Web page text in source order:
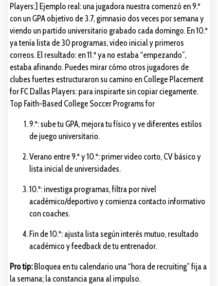
Players:] Ejemplo real: una jugadora nuestra comenzó en 9.º
con un GPA objetivo de 3.7, gimnasio dos veces por semana y
viendo un partido universitario grabado cada domingo. En 10.º
ya tenía lista de 30 programas, video inicial y primeros
correos. El resultado: en 11.º ya no estaba “empezando”,
estaba afinando. Puedes mirar cómo otros jugadores de
clubes fuertes estructuraron su camino en College Placement
for FC Dallas Players: para inspirarte sin copiar ciegamente.
Top Faith-Based College Soccer Programs for
9.º: sube tu GPA, mejora tu físico y ve diferentes estilos
de juego universitario.
Verano entre 9.º y 10.º: primer video corto, CV básico y
lista inicial de universidades.
10.º: investiga programas, filtra por nivel
académico/deportivo y comienza contacto informativo
con coaches.
Fin de 10.º: ajusta lista según interés mutuo, resultado
académico y feedback de tu entrenador.
Pro tip:Bloquea en tu calendario una “hora de recruiting” fija a
la semana; la constancia gana al impulso.